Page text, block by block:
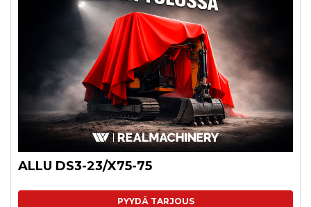
ALLU DS3-23/X75-75
PYYDÄ TARJOUS